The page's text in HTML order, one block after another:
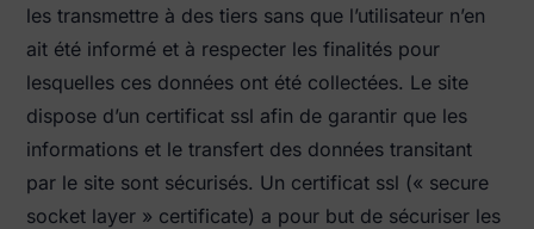
les transmettre à des tiers sans que l’utilisateur n’en
ait été informé et à respecter les finalités pour
lesquelles ces données ont été collectées. Le site
dispose d’un certificat ssl afin de garantir que les
informations et le transfert des données transitant
par le site sont sécurisés. Un certificat ssl (« secure
socket layer » certificate) a pour but de sécuriser les